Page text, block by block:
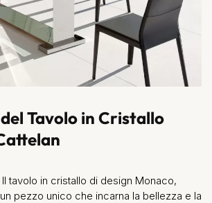
Tavolo in Cristallo
Il tavolo in cristallo di design Monaco,
pezzo unico che incarna la bellezza e la